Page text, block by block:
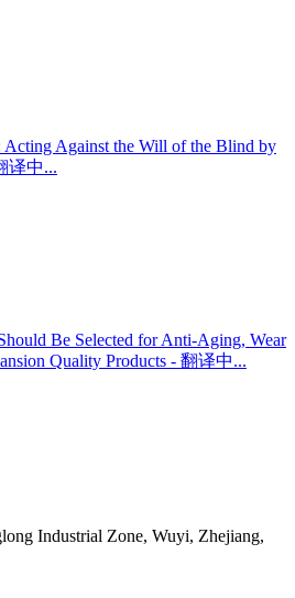
Against the Will of the Blind by
译中...
Be Selected for Anti-Aging, Wear
Quality Products - 翻译中...
Industrial Zone, Wuyi, Zhejiang,